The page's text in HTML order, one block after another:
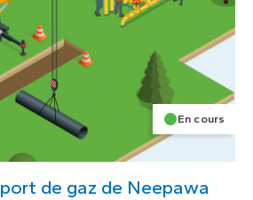
En cours
de gaz de Neepawa